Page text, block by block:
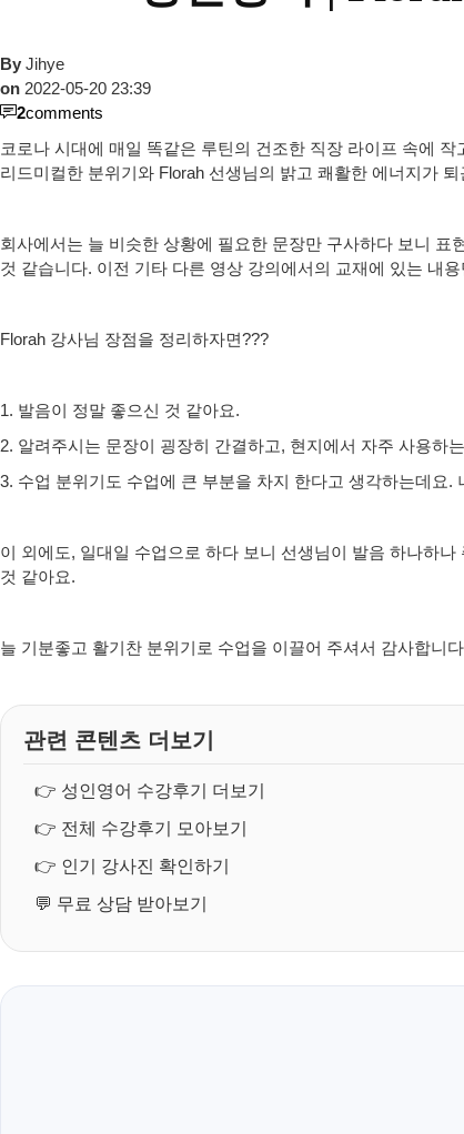
By Jihye
on 2022-05-20 23:39
2comments
코로나 시대에 매일 똑같은 루틴의 건조한 직장 라이프 속에
리드미컬한 분위기와 Florah 선생님의 밝고 쾌활한 에너지가
회사에서는 늘 비슷한 상황에 필요한 문장만 구사하다 보니
것 같습니다. 이전 기타 다른 영상 강의에서의 교재에 있는 내
Florah 강사님 장점을 정리하자면???
1. 발음이 정말 좋으신 것 같아요.
2. 알려주시는 문장이 굉장히 간결하고, 현지에서 자주 사용하
3. 수업 분위기도 수업에 큰 부분을 차지 한다고 생각하는데요
이 외에도, 일대일 수업으로 하다 보니 선생님이 발음 하나하
것 같아요.
늘 기분좋고 활기찬 분위기로 수업을 이끌어 주셔서 감사합니
관련 콘텐츠 더보기
👉 성인영어 수강후기 더보기
👉 전체 수강후기 모아보기
👉 인기 강사진 확인하기
💬 무료 상담 받아보기